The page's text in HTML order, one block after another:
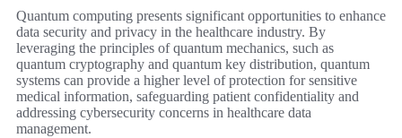
Quantum computing presents significant opportunities to enhance
data security and privacy in the healthcare industry. By
leveraging the principles of quantum mechanics, such as
quantum cryptography and quantum key distribution, quantum
systems can provide a higher level of protection for sensitive
medical information, safeguarding patient confidentiality and
addressing cybersecurity concerns in healthcare data
management.